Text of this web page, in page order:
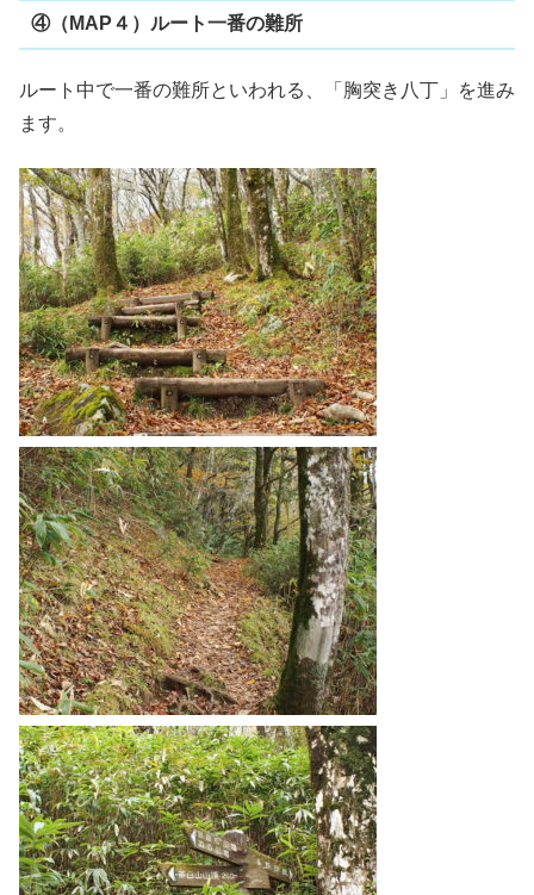
④（MAP４）ルート一番の難所
ルート中で一番の難所といわれる、「胸突き八丁」を進み
ます。